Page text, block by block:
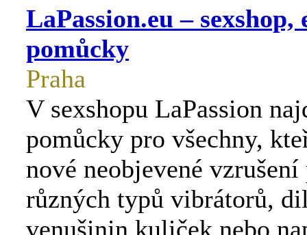
LaPassion.eu – sexshop,
pomůcky
Praha
V sexshopu LaPassion
pomůcky pro všechny,
nové neobjevené
různých typů vibrátorů,
venušinin kuliček nebo